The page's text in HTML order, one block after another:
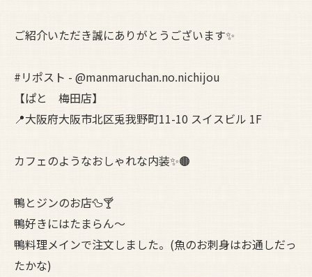
ご紹介いただき誠にありがとうございます✨
#リポスト - @manmaruchan.no.nichijou
【ぱと 梅田店】
📍大阪府大阪市北区兎我野町11-10 スイスビル 1F
カフェのようなおしゃれな内装✨🟤
鴨とジンのお店🦆🍸
鴨好きにはたまらん〜
鴨料理メインで注文しました。(魚のお刺身はお通しだっ
たかな)